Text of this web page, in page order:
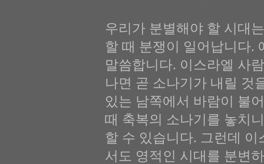
우리가 분별해야 할 시대
할 때 분쟁이 일어납니다.
말씀합니다. 이스라엘 사
나면 곧 소나기가 내릴 것
있는 남쪽에서 바람이 불
때 축복의 소나기를 놓치
할 수 있습니다. 그런데
서도 영적인 시대를 분변